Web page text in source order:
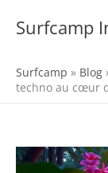
contenu
Surfcamp
Surfcamp » Blog
techno au cœur